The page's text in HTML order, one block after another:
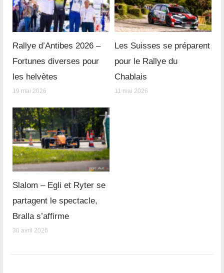
Rallye d’Antibes 2026 –
Fortunes diverses pour
les helvètes
19 mai 2026
Les Suisses se préparent
pour le Rallye du
Chablais
11 mai 2026
Slalom – Egli et Ryter se
partagent le spectacle,
Bralla s’affirme
30 avril 2026